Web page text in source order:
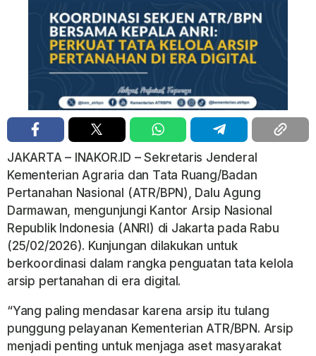
JAKARTA – INAKOR.ID – Sekretaris Jenderal
Kementerian Agraria dan Tata Ruang/Badan
Pertanahan Nasional (ATR/BPN), Dalu Agung
Darmawan, mengunjungi Kantor Arsip Nasional
Republik Indonesia (ANRI) di Jakarta pada Rabu
(25/02/2026). Kunjungan dilakukan untuk
berkoordinasi dalam rangka penguatan tata kelola
arsip pertanahan di era digital.
“Yang paling mendasar karena arsip itu tulang
punggung pelayanan Kementerian ATR/BPN. Arsip
menjadi penting untuk menjaga aset masyarakat